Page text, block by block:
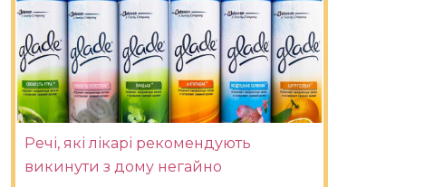
Речі, які лікарі рекомендують
викинути з дому негайно